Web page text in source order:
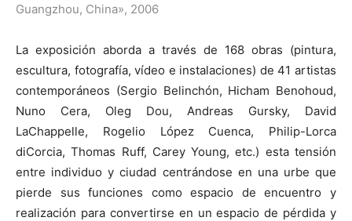
Guangzhou, China», 2006
La exposición aborda a través de 168 obras (pintura,
escultura, fotografía, vídeo e instalaciones) de 41 artistas
contemporáneos (Sergio Belinchón, Hicham Benohoud,
Nuno Cera, Oleg Dou, Andreas Gursky, David
LaChappelle, Rogelio López Cuenca, Philip-Lorca
diCorcia, Thomas Ruff, Carey Young, etc.) esta tensión
entre individuo y ciudad centrándose en una urbe que
pierde sus funciones como espacio de encuentro y
realización para convertirse en un espacio de pérdida y